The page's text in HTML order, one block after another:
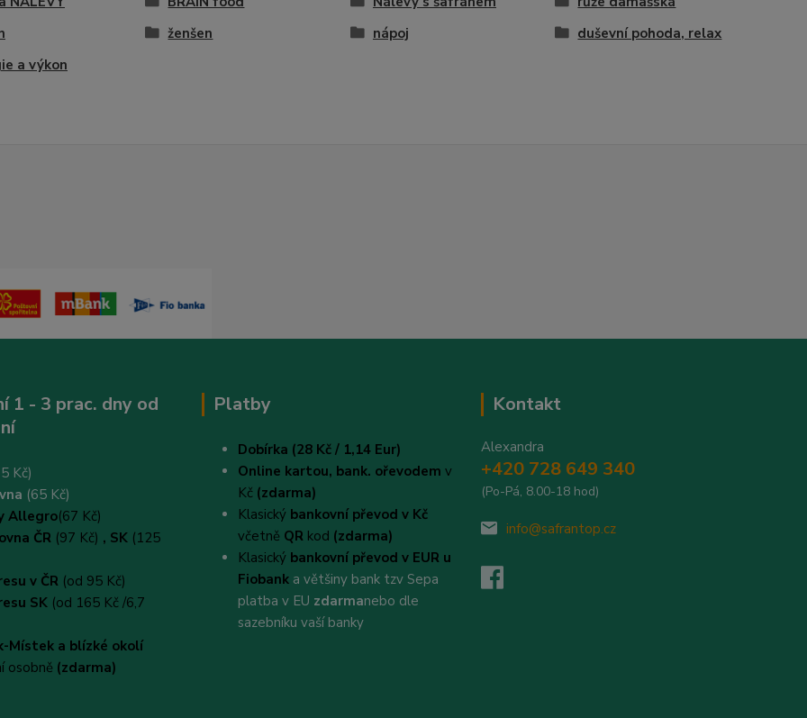
ženšen nápoj
duševní pohoda, relax
a výkon
1 - 3 prac. dny od
Kč)
(65 Kč)
Allegro(67 Kč)
ČR (97 Kč) , SK (125
v ČR (od 95 Kč)
SK (od 165 Kč /6,7
Místek a blízké okolí
osobně (zdarma)
Platby
Dobírka (28 Kč / 1,14 Eur)
Online kartou, bank. ořevodem v
Kč (zdarma)
Klasický bankovní převod v Kč
včetně QR kod (zdarma)
Klasický bankovní převod v EUR u
Fiobank a většiny bank tzv Sepa
platba v EU zdarmanebo dle
sazebníku vaší banky
Kontakt
Alexandra
+420 728 649 340
(Po-Pá, 8.00-18 hod)
info@safrantop.cz